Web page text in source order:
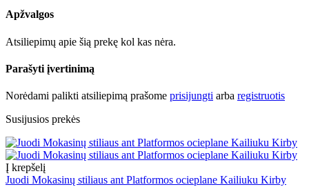
Apžvalgos
Atsiliepimų apie šią prekę kol kas nėra.
Parašyti įvertinimą
Norėdami palikti atsiliepimą prašome prisijungti arba registruotis
Susijusios prekės
Į krepšelį
Juodi Mokasinų stiliaus ant Platformos ocieplane Kailiuku Kirby